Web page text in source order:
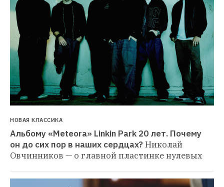
НОВАЯ КЛАССИКА
Альбому «Meteora» Linkin Park 20 лет. Почему
он до сих пор в наших сердцах?Николай
Овчинников — о главной пластинке нулевых